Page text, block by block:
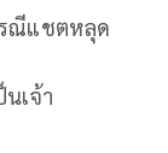
ณีแชตหลุด
เจ้า